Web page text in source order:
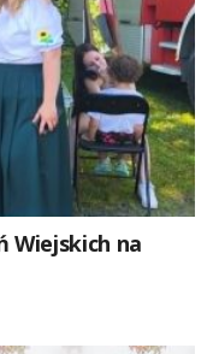
Wiejskich na